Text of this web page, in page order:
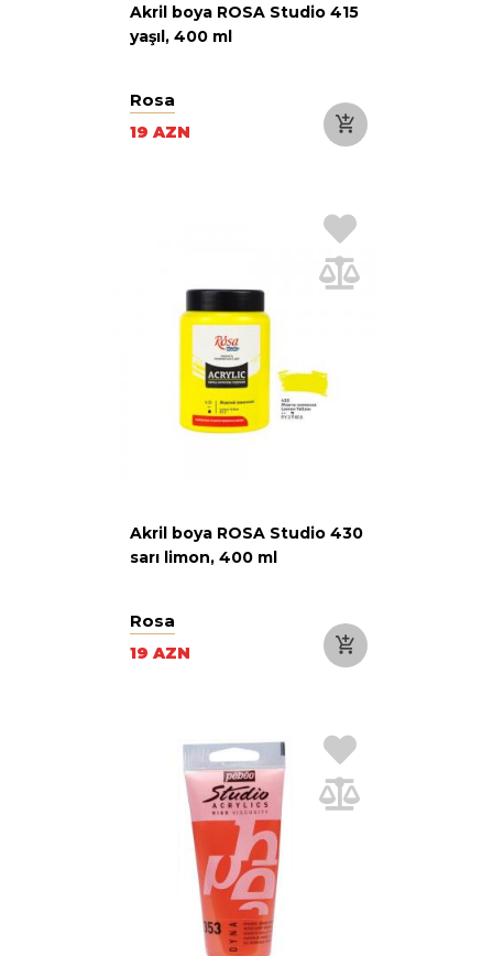
Akril boya ROSA Studio 415
yaşıl, 400 ml
Rosa
19 AZN
Akril boya ROSA Studio 430
sarı limon, 400 ml
Rosa
19 AZN